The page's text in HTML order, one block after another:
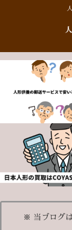
※ 当ブログ